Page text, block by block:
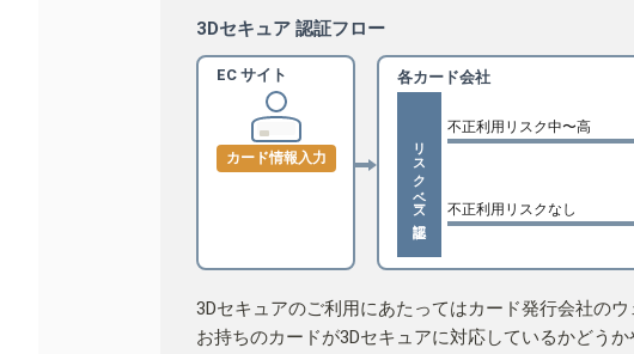
3Dセキュア 認証フロー
EC サイト
カード情報入力
各カード会社
リスクベース認証
不正利用リスク中〜高
不正利用リスクなし
3Dセキュアのご利用にあたってはカード発行会社の
お持ちのカードが3Dセキュアに対応しているかどう